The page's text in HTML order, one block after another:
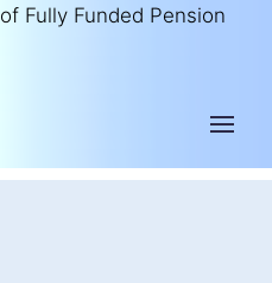
of Fully Funded Pension